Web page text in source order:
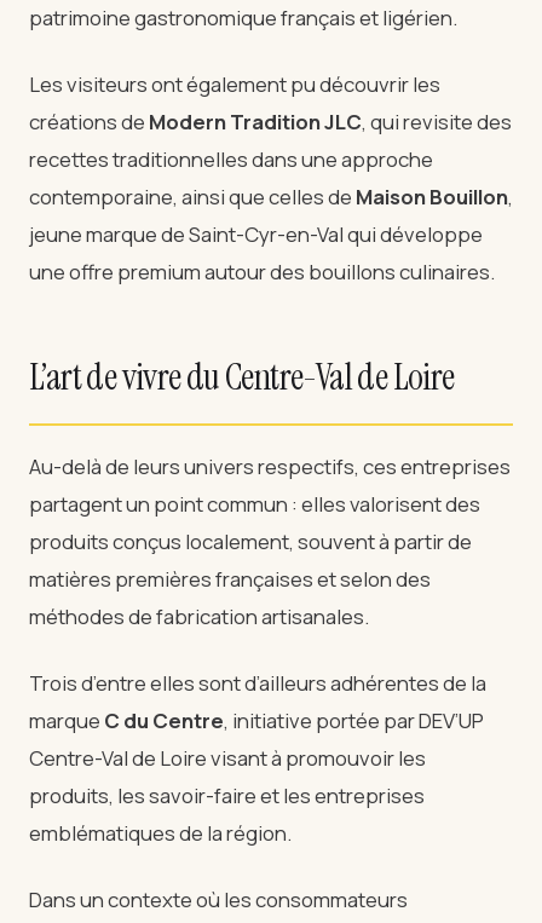
patrimoine gastronomique français et ligérien.
Les visiteurs ont également pu découvrir les
créations de Modern Tradition JLC, qui revisite des
recettes traditionnelles dans une approche
contemporaine, ainsi que celles de Maison Bouillon,
jeune marque de Saint-Cyr-en-Val qui développe
une offre premium autour des bouillons culinaires.
L’art de vivre du Centre-Val de Loire
Au-delà de leurs univers respectifs, ces entreprises
partagent un point commun : elles valorisent des
produits conçus localement, souvent à partir de
matières premières françaises et selon des
méthodes de fabrication artisanales.
Trois d’entre elles sont d’ailleurs adhérentes de la
marque C du Centre, initiative portée par DEV’UP
Centre-Val de Loire visant à promouvoir les
produits, les savoir-faire et les entreprises
emblématiques de la région.
Dans un contexte où les consommateurs